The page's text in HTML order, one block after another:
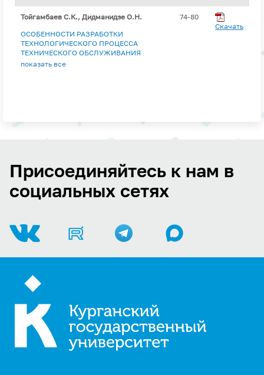
Тойгамбаев С.К., Дидманидзе О.Н.
ОСОБЕННОСТИ РАЗРАБОТКИ
ТЕХНОЛОГИЧЕСКОГО ПРОЦЕССА
ТЕХНИЧЕСКОГО ОБСЛУЖИВАНИЯ
ТРАКТОРОВ В МАШИННО-ТРАКТОРНОМ
показать все
74-80
Скачать
Присоединяйтесь к нам в
социальных сетях